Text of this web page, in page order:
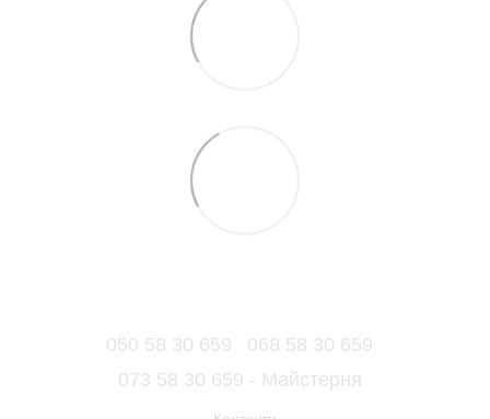
050 58 30 659
068 58 30 659
073 58 30 659 - Майстерня